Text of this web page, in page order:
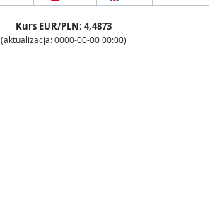
Kurs EUR/PLN: 4,4873
(aktualizacja: 0000-00-00 00:00)